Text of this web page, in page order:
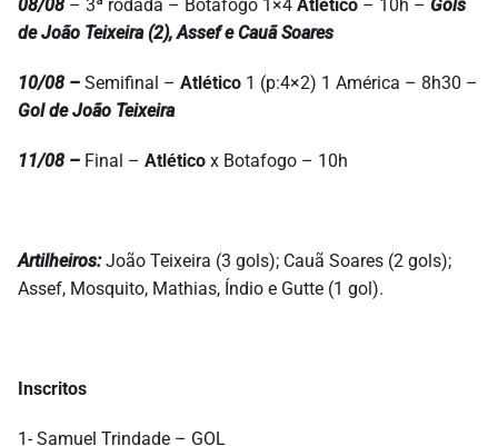
08/08 – 3ª rodada – Botafogo 1×4 Atlético – 10h – Gols
de João Teixeira (2), Assef e Cauã Soares
10/08 – Semifinal – Atlético 1 (p:4×2) 1 América – 8h30 –
Gol de João Teixeira
11/08 – Final – Atlético x Botafogo – 10h
Artilheiros:João Teixeira (3 gols); Cauã Soares (2 gols);
Assef, Mosquito, Mathias, Índio e Gutte (1 gol).
Inscritos
1- Samuel Trindade – GOL